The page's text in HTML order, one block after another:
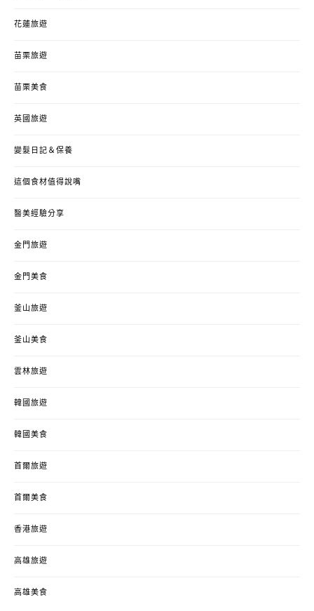
花蓮旅遊
苗栗旅遊
苗栗美食
英國旅遊
變髮日記＆保養
這個食材值得說嘴
醫美經驗分享
金門旅遊
金門美食
釜山旅遊
釜山美食
雲林旅遊
韓國旅遊
韓國美食
首爾旅遊
首爾美食
香港旅遊
高雄旅遊
高雄美食